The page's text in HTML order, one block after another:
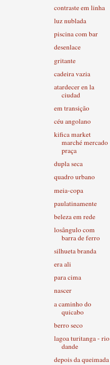
contraste em linha
luz nublada
piscina com bar
desenlace
gritante
cadeira vazia
atardecer en la
ciudad
em transição
céu angolano
kifica market
marché mercado
praça
dupla seca
quadro urbano
meia-copa
paulatinamente
beleza em rede
losângulo com
barra de ferro
silhueta branda
era ali
para cima
nascer
a caminho do
quicabo
berro seco
lagoa turitanga - rio
dande
depois da queimada